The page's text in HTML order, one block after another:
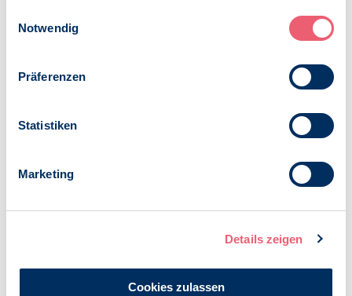
Notwendig
Präferenzen
Statistiken
Marketing
Details zeigen
Cookies zulassen
Gesundheit, Soziales und Inneres) sollten dabei
übergreifend kooperieren. Es wurde eine weitere
Ansprechpartner:
22.02.2021
Psychologie und Gesundheit